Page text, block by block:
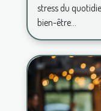
stress du
bien-être...